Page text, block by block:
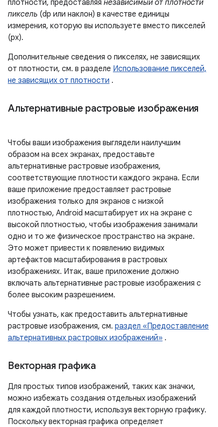
плотности, предоставляя независимый от плотности
пиксель (dp или наклон) в качестве единицы
измерения, которую вы используете вместо пикселей
(px).
Дополнительные сведения о пикселях, не зависящих
от плотности, см. в разделе Использование пикселей,
не зависящих от плотности .
Альтернативные растровые изображения
Чтобы ваши изображения выглядели наилучшим
образом на всех экранах, предоставьте
альтернативные растровые изображения,
соответствующие плотности каждого экрана. Если
ваше приложение предоставляет растровые
изображения только для экранов с низкой
плотностью, Android масштабирует их на экране с
высокой плотностью, чтобы изображения занимали
одно и то же физическое пространство на экране.
Это может привести к появлению видимых
артефактов масштабирования в растровых
изображениях. Итак, ваше приложение должно
включать альтернативные растровые изображения с
более высоким разрешением.
Чтобы узнать, как предоставить альтернативные
растровые изображения, см. раздел «Предоставление
альтернативных растровых изображений» .
Векторная графика
Для простых типов изображений, таких как значки,
можно избежать создания отдельных изображений
для каждой плотности, используя векторную графику.
Поскольку векторная графика определяет